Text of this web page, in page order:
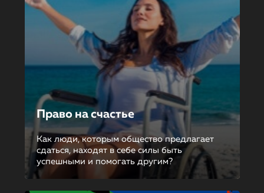
Право на счастье
Как люди, которым общество предлагает
сдаться, находят в себе силы быть
успешными и помогать другим?